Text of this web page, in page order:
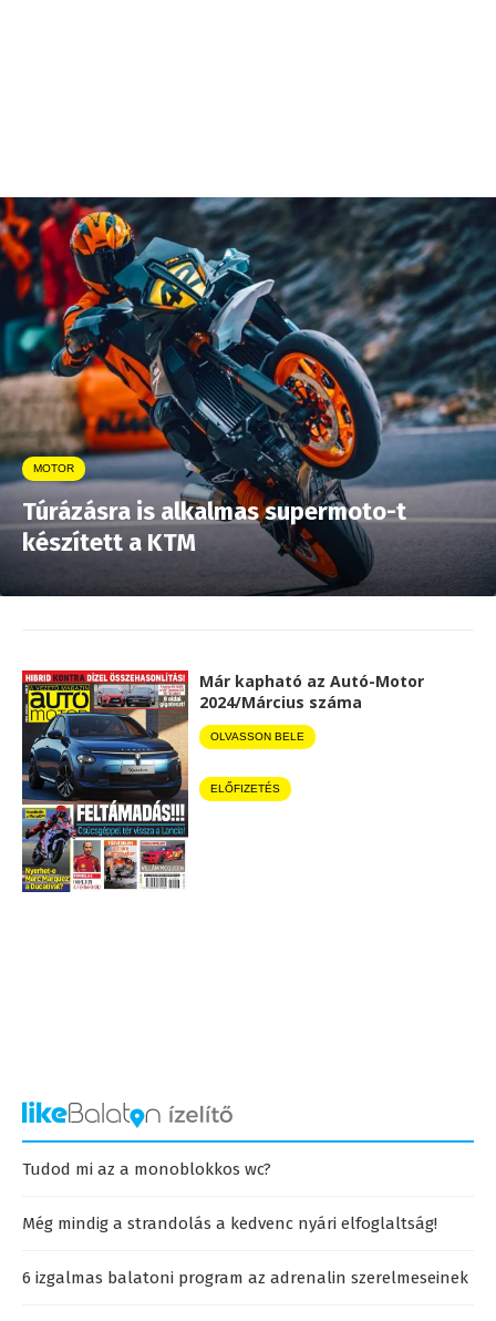
MOTOR
Túrázásra is alkalmas supermoto-t
készített a KTM
Már kapható az Autó-Motor
2024/Március száma
OLVASSON BELE
ELŐFIZETÉS
Tudod mi az a monoblokkos wc?
Még mindig a strandolás a kedvenc nyári elfoglaltság!
6 izgalmas balatoni program az adrenalin szerelmeseinek